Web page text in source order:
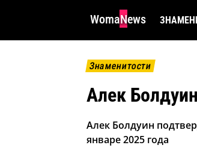
WomaNews
Знаменитости
Алек
Алек Болдуин
январе 2025 года